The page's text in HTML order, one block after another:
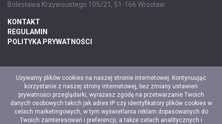
Bolesława Krzywoustego 105/21, 51-166 Wrocław
KONTAKT
REGULAMIN
POLITYKA PRYWATNOŚCI
Używamy plików cookies na naszej stronie internetowej. Kontynuując
korzystanie z naszej strony internetowej, bez zmiany ustawień
prywatności przeglądarki, wyrażasz zgodę na przetwarzanie Twoich
danych osobowych takich jak adres IP czy identyfikatory plików cookies w
celach marketingowych, w tym wyświetlania reklam dopasowanych do
Twoich zainteresowań i preferencji, a także celach analitycznych i